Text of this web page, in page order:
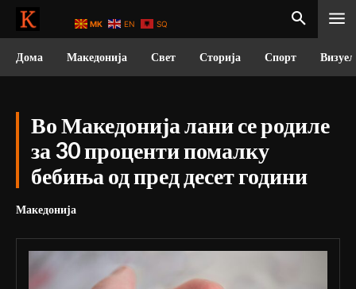
Дома Македонија Свет Сторија Спорт
Во Македонија лани се родиле
за 30 проценти помалку
бебиња од пред десет години
Македонија
MK EN SQ